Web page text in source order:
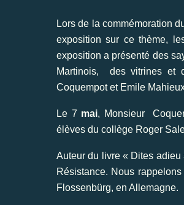
Lors de la commémoration
exposition sur ce thème,
exposition a présenté des
Martinois, des vitrines et
Coquempot et Emile
Le 7 mai, Monsieur
élèves du collège Roger
Auteur du livre « Dites
Résistance. Nous
Flossenbürg, en Allemagne.